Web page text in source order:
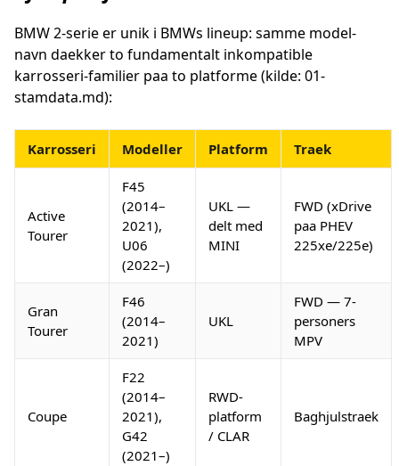
BMW 2-serie er unik i BMWs lineup: samme model-
navn daekker to fundamentalt inkompatible
karrosseri-familier paa to platforme (kilde: 01-
stamdata.md):
Karrosseri Modeller Platform Traek
Active
Tourer
F45
(2014–
2021),
U06
(2022–)
UKL —
delt med
MINI
FWD (xDrive
paa PHEV
225xe/225e)
Gran
Tourer
F46
(2014–
2021)
UKL
FWD — 7-
personers
MPV
Coupe
F22
(2014–
2021),
G42
(2021–)
RWD-
platform
/ CLAR
Baghjulstraek